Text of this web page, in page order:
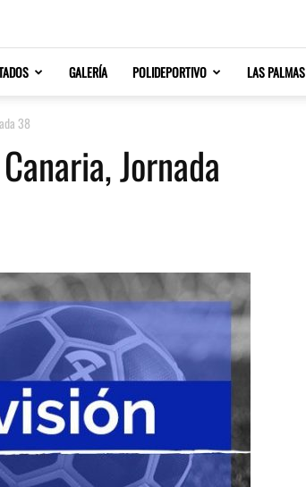
GALERÍA POLIDEPORTIVO LAS PALMAS
38
Jornada